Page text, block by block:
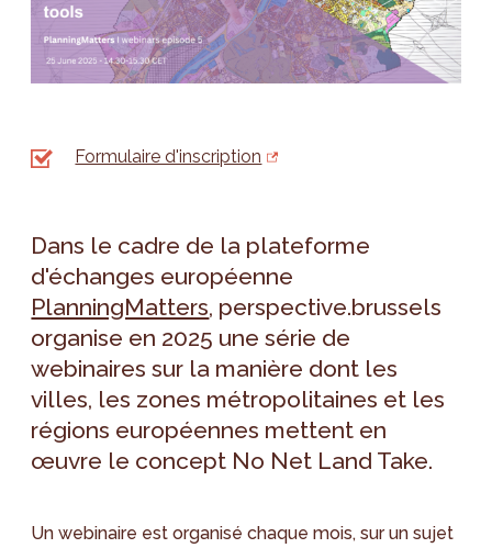
Formulaire d'inscription
Dans le cadre de la plateforme
d'échanges européenne
PlanningMatters, perspective.brussels
organise en 2025 une série de
webinaires sur la manière dont les
villes, les zones métropolitaines et les
régions européennes mettent en
œuvre le concept No Net Land Take.
Un webinaire est organisé chaque mois, sur un sujet